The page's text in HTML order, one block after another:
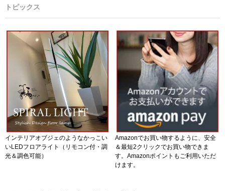
トピックス
インテリアオブジェのようなかっこい
いLEDフロアライト（リモコン付・調
光＆調色可能）
Amazonでお買い物するように、安全
＆最短2クリックでお買い物できま
す。Amazonポイントもご利用いただ
けます。